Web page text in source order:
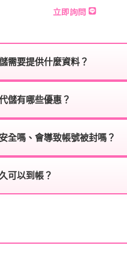
立即詢問
需要提供什麼資料？
儲有哪些優惠？
額儲值優惠及節日限定活動
全嗎、會導致帳號被封嗎？
用外掛程式、非法點數或異常儲
可以到帳？
絡客服查詢訂單進度。